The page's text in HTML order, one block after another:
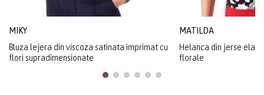
MIKY
Bluza lejera din viscoza satinata imprimat cu
flori supradimensionate
MATILDA
Helanca din jerse
florale